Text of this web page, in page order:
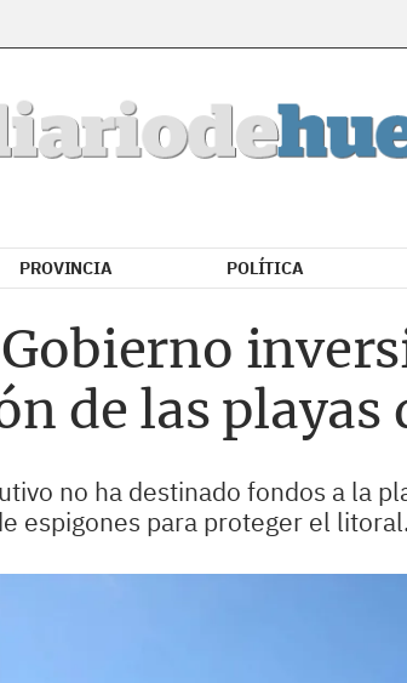
PROVINCIA POLÍTICA
de las playas
no ha destinado fondos a la
espigones para proteger el